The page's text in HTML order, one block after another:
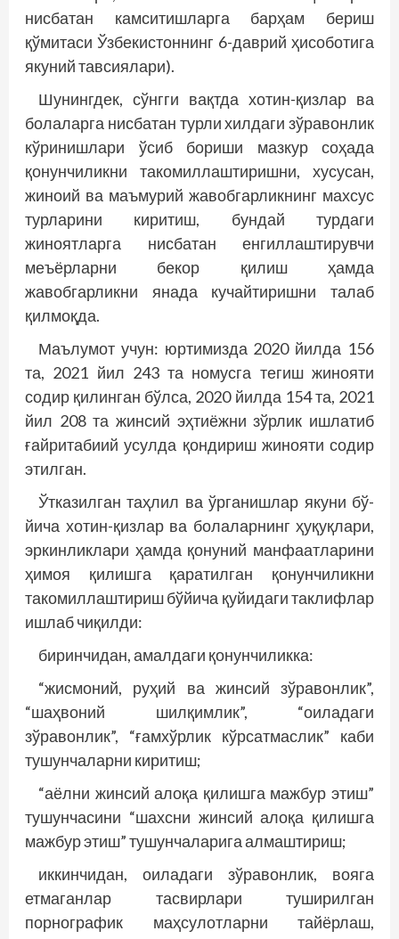
нисбатан камситишларга барҳам бериш
қўмитаси Ўзбекистоннинг 6-даврий ҳисоботига
якуний тавсиялари).
Шунингдек, сўнгги вақтда хотин-қизлар ва
болаларга нисбатан турли хилдаги зўравонлик
кўринишлари ўсиб бориши мазкур соҳада
қонунчиликни такомиллаштиришни, хусусан,
жиноий ва маъмурий жавобгарликнинг махсус
турларини киритиш, бундай турдаги
жиноятларга нисбатан енгиллаштирувчи
меъёрларни бекор қилиш ҳамда
жавобгарликни янада кучайтиришни талаб
қилмоқда.
Маълумот учун: юртимизда 2020 йилда 156
та, 2021 йил 243 та номусга тегиш жинояти
содир қилинган бўлса, 2020 йилда 154 та, 2021
йил 208 та жинсий эҳтиёжни зўрлик ишлатиб
ғайритабиий усулда қондириш жинояти содир
этилган.
Ўтказилган таҳлил ва ўрганишлар якуни бў­
йича хотин-қизлар ва болаларнинг ҳуқуқлари,
эркинликлари ҳамда қонуний манфаатларини
ҳимоя қилишга қаратилган қонунчиликни
такомиллаштириш бўйича қуйидаги таклифлар
ишлаб чиқилди:
биринчидан, амалдаги қонунчиликка:
“жисмоний, руҳий ва жинсий зўравонлик”,
“шаҳвоний шилқимлик”, “оиладаги
зўравонлик”, “ғамхўрлик кўрсатмаслик” каби
тушунчаларни киритиш;
“аёлни жинсий алоқа қилишга мажбур этиш”
тушунчасини “шахсни жинсий алоқа қилишга
мажбур этиш” тушунчаларига алмаштириш;
иккинчидан, оиладаги зўравонлик, вояга
етмаганлар тасвирлари туширилган
порнографик маҳсулотларни тайёрлаш,